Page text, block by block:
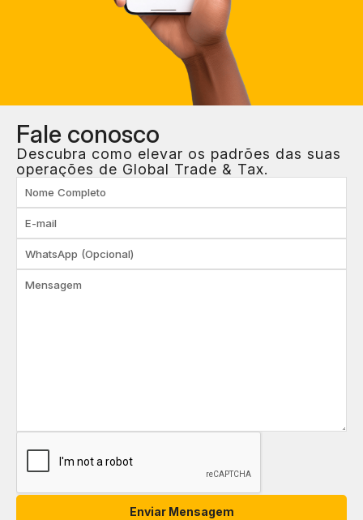
Fale conosco
Descubra como elevar os padrões das suas
operações de Global Trade & Tax.